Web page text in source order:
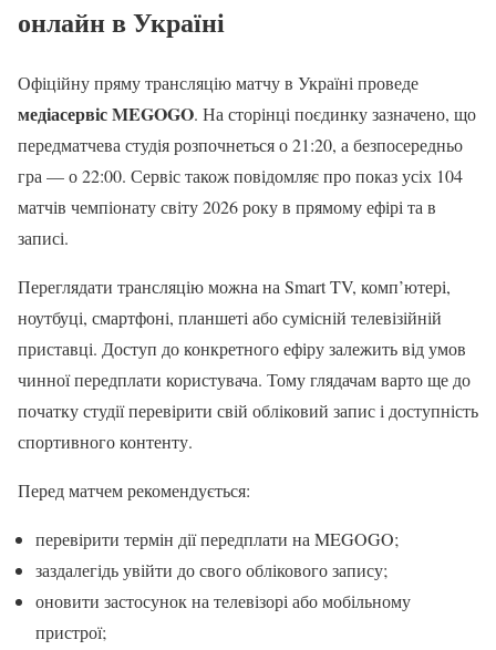
онлайн в Україні
Офіційну пряму трансляцію матчу в Україні проведе
медіасервіс MEGOGO. На сторінці поєдинку зазначено, що
передматчева студія розпочнеться о 21:20, а безпосередньо
гра — о 22:00. Сервіс також повідомляє про показ усіх 104
матчів чемпіонату світу 2026 року в прямому ефірі та в
записі.
Переглядати трансляцію можна на Smart TV, комп’ютері,
ноутбуці, смартфоні, планшеті або сумісній телевізійній
приставці. Доступ до конкретного ефіру залежить від умов
чинної передплати користувача. Тому глядачам варто ще до
початку студії перевірити свій обліковий запис і доступність
спортивного контенту.
Перед матчем рекомендується:
перевірити термін дії передплати на MEGOGO;
заздалегідь увійти до свого облікового запису;
оновити застосунок на телевізорі або мобільному
пристрої;